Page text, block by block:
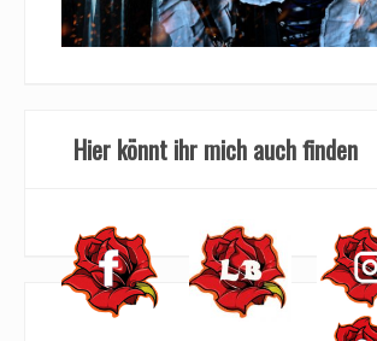
Hier könnt ihr mich auch finden